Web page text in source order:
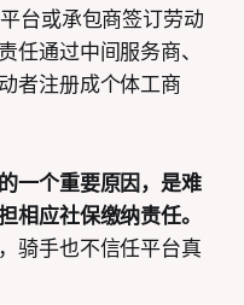
台或承包商签订劳动
任通过中间服务商、
者注册成个体工商
一个重要原因，是难
相应社保缴纳责任。
骑手也不信任平台真